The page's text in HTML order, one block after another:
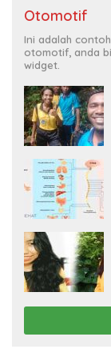
Otomotif
Ini adalah
otomotif, anda
widget.